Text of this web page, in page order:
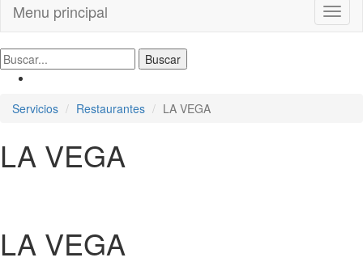
Menu principal
Servicios Restaurantes LA VEGA
LA VEGA
LA VEGA